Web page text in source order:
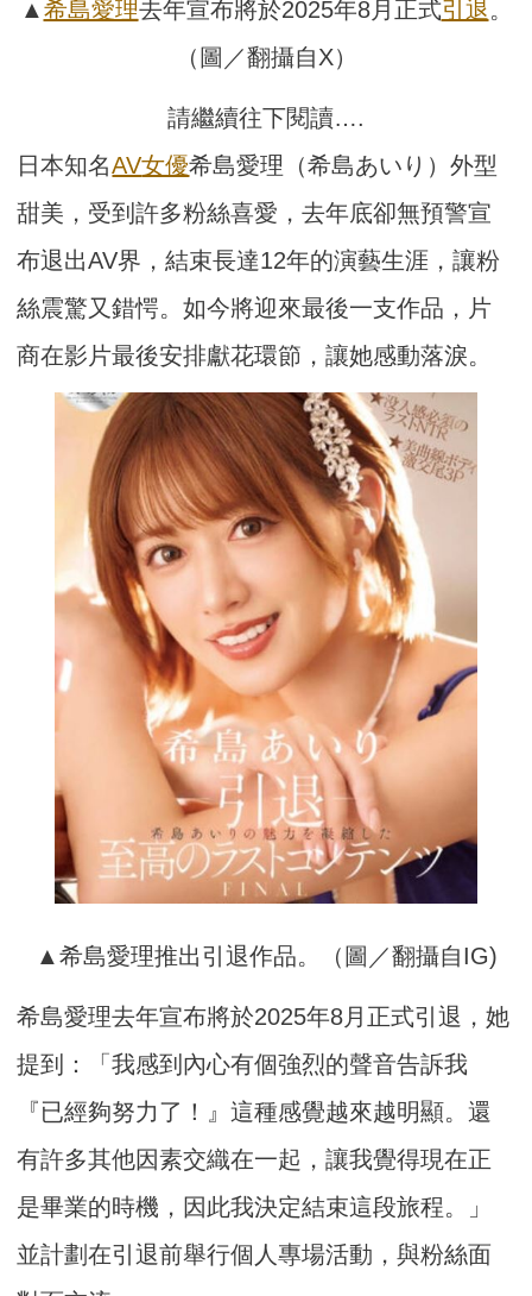
▲ 希島愛理去年宣布將於2025年8月正式引退。
（圖／翻攝自X）
請繼續往下閱讀….
日本知名AV女優希島愛理（希島あいり）外型
甜美，受到許多粉絲喜愛，去年底卻無預警宣
布退出AV界，結束長達12年的演藝生涯，讓粉
絲震驚又錯愕。如今將迎來最後一支作品，片
商在影片最後安排獻花環節，讓她感動落淚。
▲希島愛理推出引退作品。（圖／翻攝自IG)
希島愛理去年宣布將於2025年8月正式引退，她
提到：「我感到內心有個強烈的聲音告訴我
『已經夠努力了！』這種感覺越來越明顯。還
有許多其他因素交織在一起，讓我覺得現在正
是畢業的時機，因此我決定結束這段旅程。」
並計劃在引退前舉行個人專場活動，與粉絲面